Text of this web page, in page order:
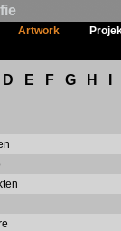
Artwork
D E F G H